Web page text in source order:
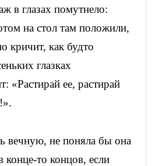
в глазах помутнело:
на стол там положили,
кричит, как будто
глазках
«Растирай ее, растирай
вечную, не поняла бы она
конце-то концов, если